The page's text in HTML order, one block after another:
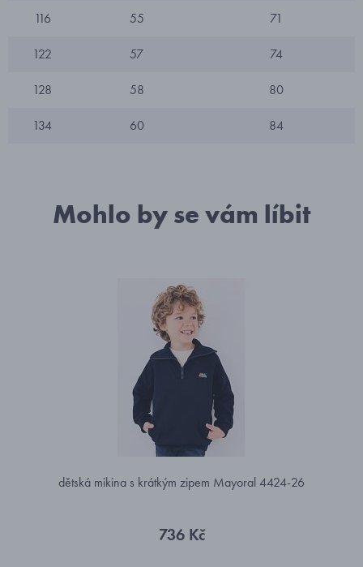
116 55 71
122 57 74
128 58 80
134 60 84
Mohlo by se vám líbit
dětská mikina s krátkým zipem Mayoral 4424-26
736 Kč